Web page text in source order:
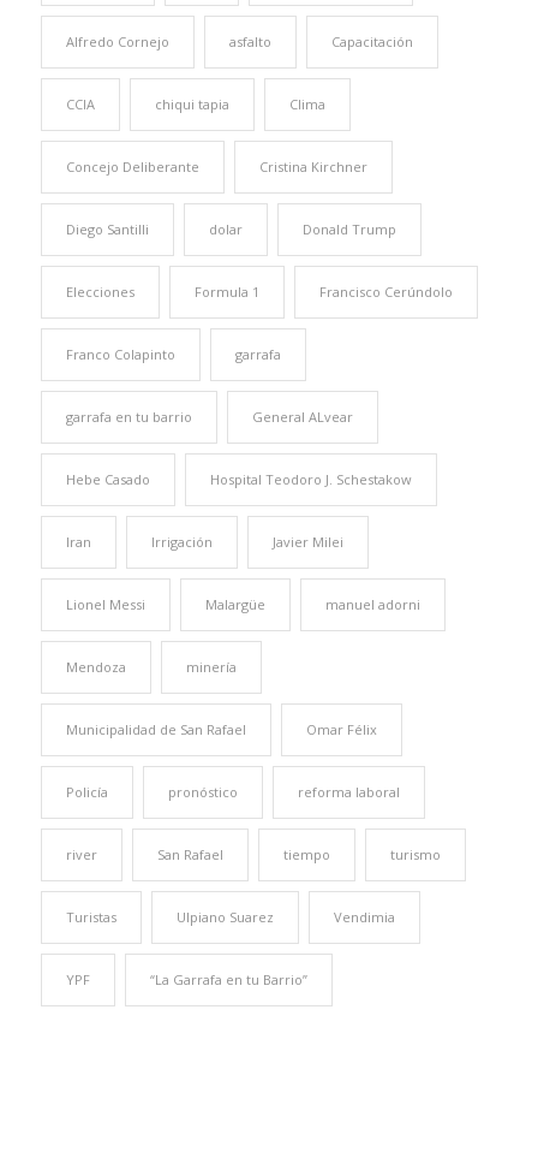
Alfredo Cornejo asfalto Capacitación
CCIA chiqui tapia Clima
Concejo Deliberante Cristina Kirchner
Diego Santilli dolar Donald Trump
Elecciones Formula 1 Francisco Cerúndolo
Franco Colapinto garrafa
garrafa en tu barrio General ALvear
Hebe Casado Hospital Teodoro J. Schestakow
Iran Irrigación Javier Milei
Lionel Messi Malargüe manuel adorni
Mendoza minería
Municipalidad de San Rafael Omar Félix
Policía pronóstico reforma laboral
river San Rafael tiempo turismo
Turistas Ulpiano Suarez Vendimia
YPF “La Garrafa en tu Barrio”